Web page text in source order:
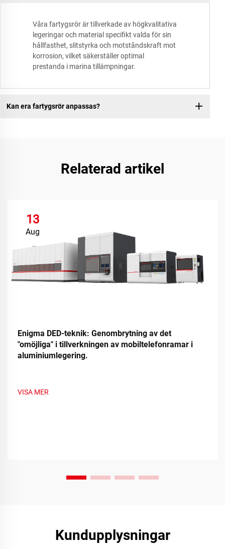
Våra fartygsrör är tillverkade av högkvalitativa
legeringar och material specifikt valda för sin
hållfasthet, slitstyrka och motståndskraft mot
korrosion, vilket säkerställer optimal
prestanda i marina tillämpningar.
Kan era fartygsrör anpassas?
Relaterad artikel
13
Aug
Enigma DED-teknik: Genombrytning av det
"omöjliga" i tillverkningen av mobiltelefonramar i
aluminiumlegering.
VISA MER
Kundupplysningar